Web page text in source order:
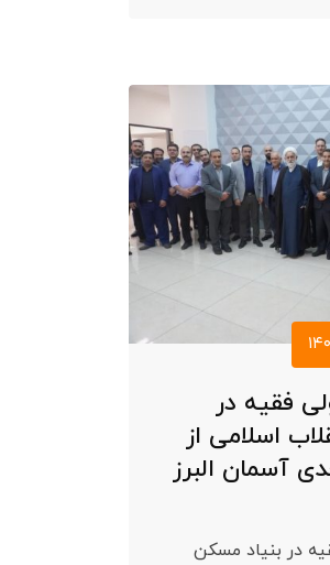
فقیه در
اسلامی از
۲۸۰۰ واحدی آسمان البرز
در بنیاد مسکن